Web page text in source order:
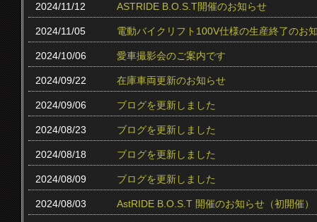
2024/11/12 ASTRIDE B.O.S.T開催のお知らせ
2024/11/05 電動バイクリフト100V仕様の生産終了のお
2024/10/06 愛車撮影会のご案内です
2024/09/22 在庫車両更新のお知らせ
2024/09/06 ブログを更新しました
2024/08/23 ブログを更新しました
2024/08/18 ブログを更新しました
2024/08/09 ブログを更新しました
2024/08/03 AstRIDE B.O.S.T 開催のお知らせ（初開催）